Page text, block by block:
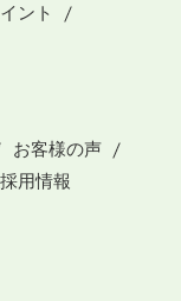
ント
お客様の声
採用情報